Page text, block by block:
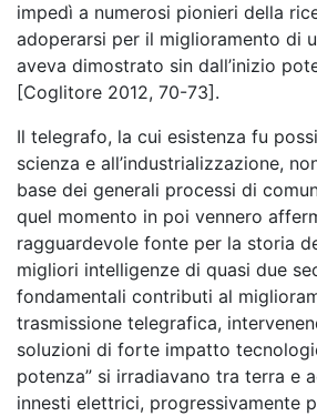
impedì a numerosi pionieri della
adoperarsi per il miglioramento di
aveva dimostrato sin dall’inizio
[Coglitore 2012, 70-73].
Il telegrafo, la cui esistenza fu
scienza e all’industrializzazione,
base dei generali processi di
quel momento in poi vennero
ragguardevole fonte per la storia
migliori intelligenze di quasi due
fondamentali contributi al
trasmissione telegrafica,
soluzioni di forte impatto
potenza” si irradiavano tra terra e
innesti elettrici, progressivamente